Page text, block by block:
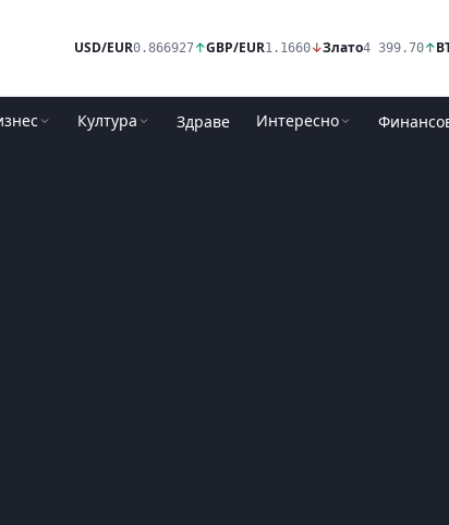
USD/EUR0.866927↑GBP/EUR1.1660↓Злато4 399.70↑
Култура Здраве Интересно